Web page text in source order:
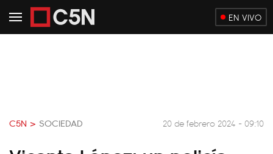
EN VIVO
C5N > SOCIEDAD 20 de febrero 2024 - 09:10